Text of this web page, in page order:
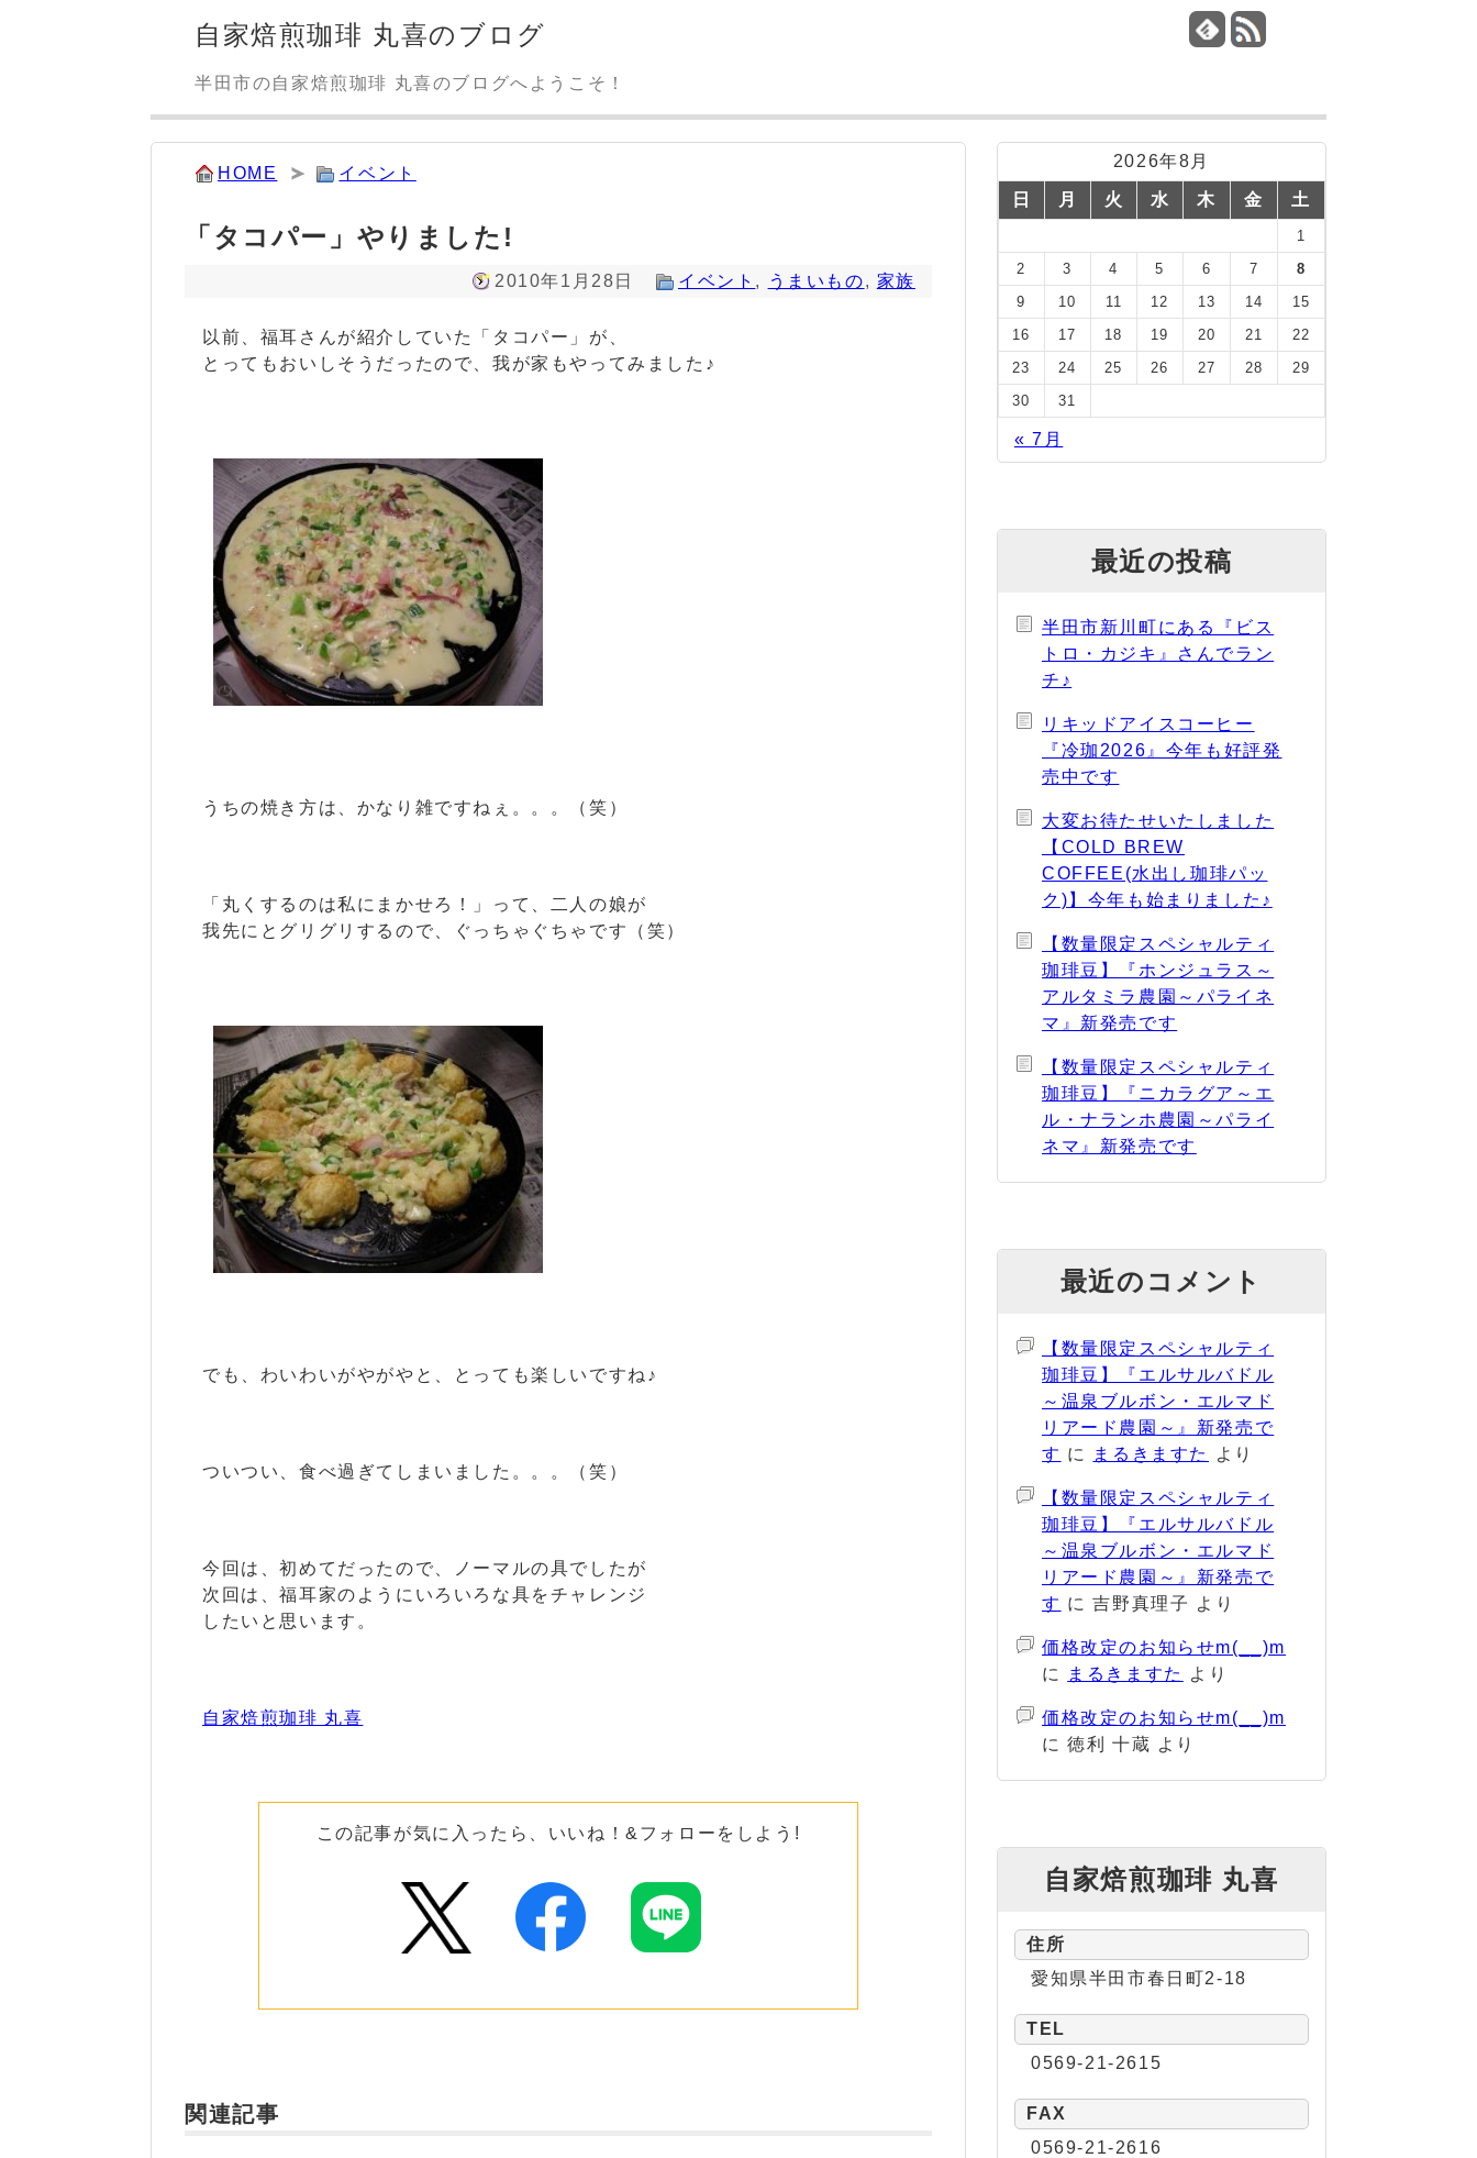
自家焙煎珈琲 丸喜のブログ
半田市の自家焙煎珈琲 丸喜のブログへようこそ！
HOME イベント
「タコパー」やりました!
2010年1月28日 イベント , うまいもの, 家族
以前、福耳さんが紹介していた「タコパー」が、
とってもおいしそうだったので、我が家もやってみました♪
うちの焼き方は、かなり雑ですねぇ。。。（笑）
「丸くするのは私にまかせろ！」って、二人の娘が
我先にとグリグリするので、ぐっちゃぐちゃです（笑）
でも、わいわいがやがやと、とっても楽しいですね♪
ついつい、食べ過ぎてしまいました。。。（笑）
今回は、初めてだったので、ノーマルの具でしたが
次回は、福耳家のようにいろいろな具をチャレンジ
したいと思います。
自家焙煎珈琲 丸喜
この記事が気に入ったら、いいね！&フォローをしよう!
関連記事
2026年8月
日 月 火 水 木 金 土
1
2
3 4 5 6 7
8
9
10 11 12 13 14
15
16
17 18 19 20 21
22
23
24 25 26 27 28
29
30
31
« 7月
最近の投稿
半田市新川町にある『ビス
トロ・カジキ』さんでラン
チ♪
リキッドアイスコーヒー
『冷珈2026』今年も好評発
売中です
大変お待たせいたしました
【COLD BREW
COFFEE(水出し珈琲パッ
ク)】今年も始まりました♪
【数量限定スペシャルティ
珈琲豆】『ホンジュラス～
アルタミラ農園～パライネ
マ』新発売です
【数量限定スペシャルティ
珈琲豆】『ニカラグア～エ
ル・ナランホ農園～パライ
ネマ』新発売です
最近のコメント
【数量限定スペシャルティ
珈琲豆】『エルサルバドル
～温泉ブルボン・エルマド
リアード農園～』新発売で
す に まるきますた より
【数量限定スペシャルティ
珈琲豆】『エルサルバドル
～温泉ブルボン・エルマド
リアード農園～』新発売で
す に吉野真理子 より
価格改定のお知らせm(__)m
に
まるきますた より
価格改定のお知らせm(__)m
に徳利 十蔵 より
自家焙煎珈琲 丸喜
住所
愛知県半田市春日町2-18
TEL
0569-21-2615
FAX
0569-21-2616